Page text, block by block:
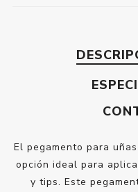
El pegamento para
opción ideal para
y tips. Este